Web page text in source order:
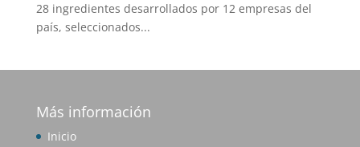
28 ingredientes desarrollados por 12 empresas del
país, seleccionados...
Más información
Inicio